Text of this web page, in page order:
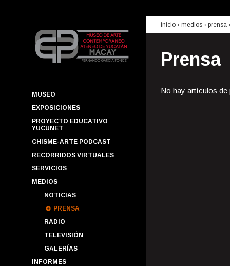
MUSEO
EXPOSICIONES
PROYECTO EDUCATIVO
YUCUNET
CHISME-ARTE PODCAST
RECORRIDOS VIRTUALES
SERVICIOS
MEDIOS
NOTICIAS
PRENSA
RADIO
TELEVISIÓN
GALERÍAS
INFORMES
inicio › medios › prensa
Prensa
No hay artículos de